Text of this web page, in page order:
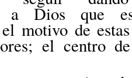
a Dios que
motivo de
el centro